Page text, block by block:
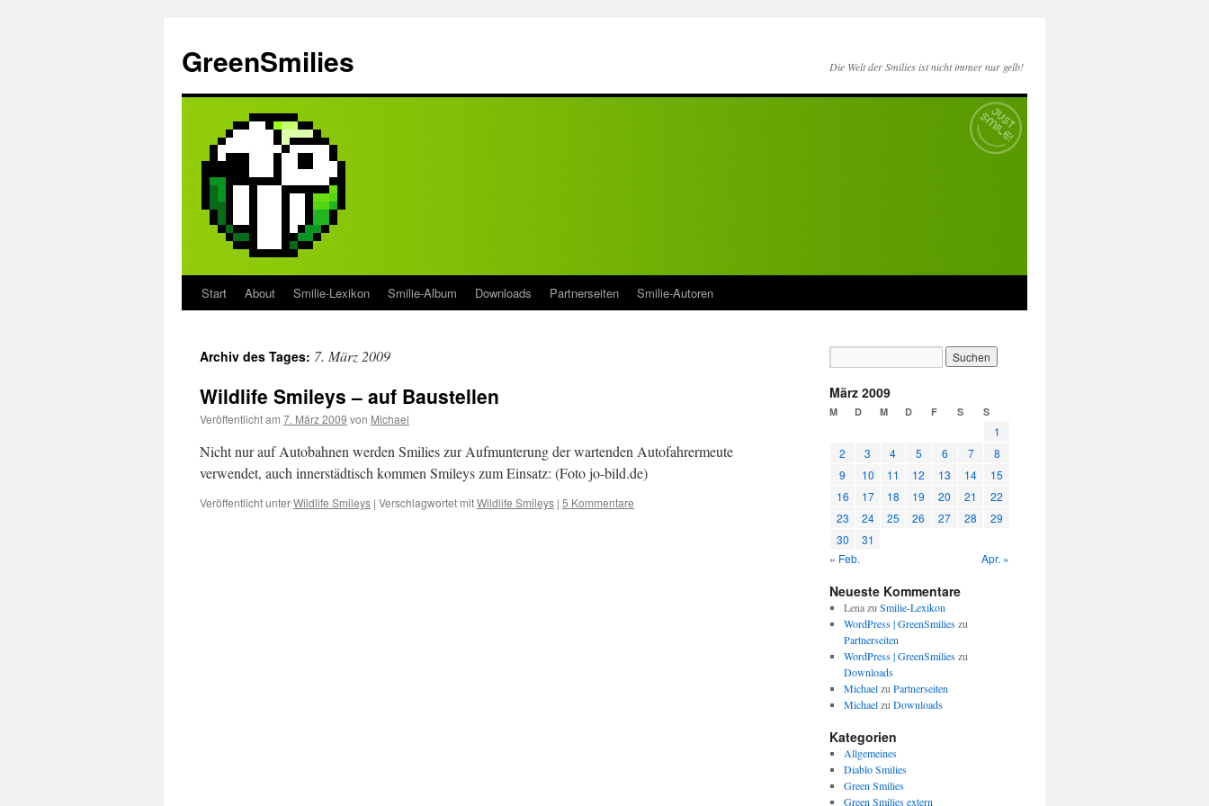
springen
GreenSmilies Die Welt der Smilies ist nicht immer nur gelb!
Start About Smilie-Lexikon Smilie-Album Downloads Partnerseiten Smilie-Autoren
Archiv des Tages: 7. März 2009
Wildlife Smileys – auf Baustellen
Veröffentlicht am 7. März 2009 von Michael
Nicht nur auf Autobahnen werden Smilies zur Aufmunterung der wartenden Autofahrermeute
verwendet, auch innerstädtisch kommen Smileys zum Einsatz: (Foto jo-bild.de)
Veröffentlicht unterWildlife Smileys | Verschlagwortet mitWildlife Smileys | 5 Kommentare
März 2009
M D M D F S S
1
2
3 4 5 6 7
8
9
10 11 12 13 14
15
16
17 18 19 20 21
22
23
24 25 26 27 28
29
30
31
« Feb.
Apr. »
Neueste Kommentare
Lenazu Smilie-Lexikon
WordPress | GreenSmilieszu
Partnerseiten
WordPress | GreenSmilieszu
Downloads
Michaelzu Partnerseiten
Michaelzu Downloads
Kategorien
Allgemeines
Diablo Smilies
Green Smilies
Green Smilies extern